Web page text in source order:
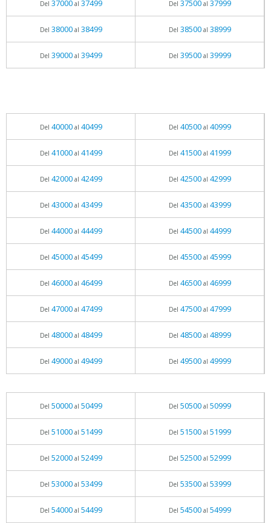
Del 37000al 37499 Del 37500al 37999
Del 38000al 38499 Del 38500al 38999
Del 39000al 39499 Del 39500al 39999
Del 40000al 40499 Del 40500al 40999
Del 41000al 41499 Del 41500al 41999
Del 42000al 42499 Del 42500al 42999
Del 43000al 43499 Del 43500al 43999
Del 44000al 44499 Del 44500al 44999
Del 45000al 45499 Del 45500al 45999
Del 46000al 46499 Del 46500al 46999
Del 47000al 47499 Del 47500al 47999
Del 48000al 48499 Del 48500al 48999
Del 49000al 49499 Del 49500al 49999
Del 50000al 50499 Del 50500al 50999
Del 51000al 51499 Del 51500al 51999
Del 52000al 52499 Del 52500al 52999
Del 53000al 53499 Del 53500al 53999
Del 54000al 54499 Del 54500al 54999